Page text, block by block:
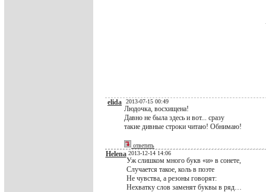
elida 2013-07-15 00:49
Людочка, восхищена!
Давно не была здесь и вот... сразу
такие дивные строки читаю! Обнимаю!
ответить
Helena 2013-12-14 14:06
Уж слишком много букв «и» в сонете,
Случается такое, коль в поэте
Не чувства, а резоны говорят:
Нехватку слов заменят буквы в ряд…